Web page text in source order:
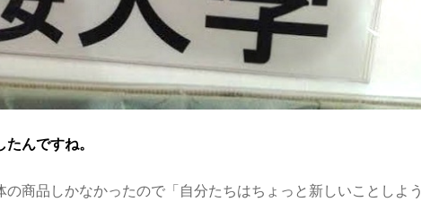
んですね。
商品しかなかったので「自分たちはちょっと新しいことしよう